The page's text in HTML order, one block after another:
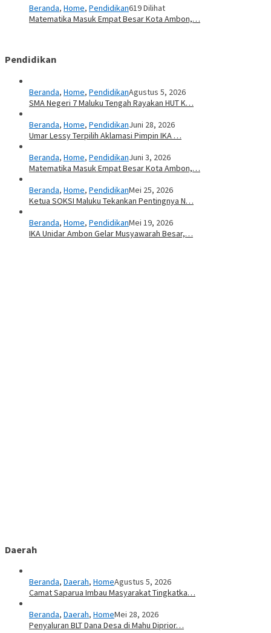
Beranda, Home, Pendidikan619 Dilihat
Matematika Masuk Empat Besar Kota Ambon,…
Pendidikan
Beranda, Home, PendidikanAgustus 5, 2026
SMA Negeri 7 Maluku Tengah Rayakan HUT K…
Beranda, Home, PendidikanJuni 28, 2026
Umar Lessy Terpilih Aklamasi Pimpin IKA …
Beranda, Home, PendidikanJuni 3, 2026
Matematika Masuk Empat Besar Kota Ambon,…
Beranda, Home, PendidikanMei 25, 2026
Ketua SOKSI Maluku Tekankan Pentingnya N…
Beranda, Home, PendidikanMei 19, 2026
IKA Unidar Ambon Gelar Musyawarah Besar,…
Daerah
Beranda, Daerah, HomeAgustus 5, 2026
Camat Saparua Imbau Masyarakat Tingkatka…
Beranda, Daerah, HomeMei 28, 2026
Penyaluran BLT Dana Desa di Mahu Diprior…